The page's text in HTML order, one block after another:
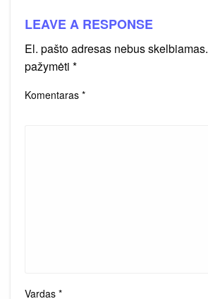
LEAVE A RESPONSE
El. pašto adresas nebus skelbiamas.
pažymėti *
Komentaras *
Vardas *